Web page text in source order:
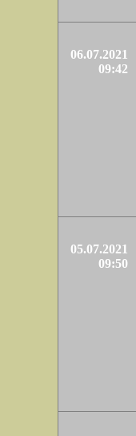
06.07.2021
09:42
05.07.2021
09:50